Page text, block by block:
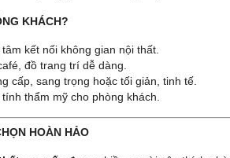
KHÁCH?
kết nối không gian nội thất.
đồ trang trí dễ dàng.
cấp, sang trọng hoặc tối giản, tinh tế.
thẩm mỹ cho phòng khách.
HOÀN HẢO